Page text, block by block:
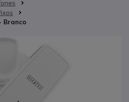
Branco
de imagens